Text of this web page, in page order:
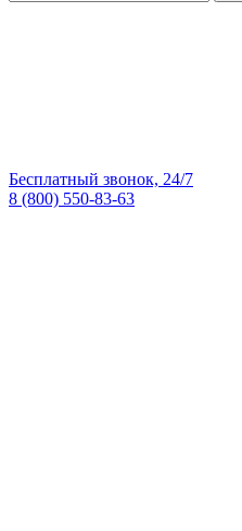
Бесплатный звонок, 24/7
8 (800) 550-83-63